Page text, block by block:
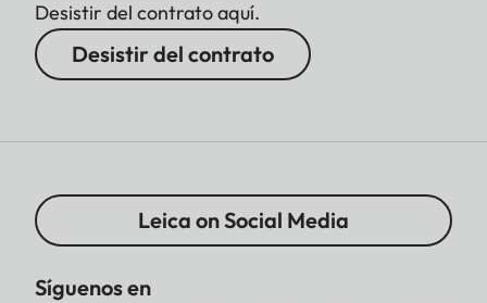
Desistir del contrato aquí.
Desistir del contrato
Leica on Social Media
Síguenos en